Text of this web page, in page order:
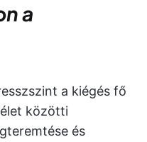
a
a kiégés fő
közötti
és